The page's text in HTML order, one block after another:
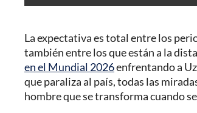
La expectativa es total entre los
también entre los que están a la
en el Mundial 2026enfrentando a
que paraliza al país, todas las
hombre que se transforma cuando